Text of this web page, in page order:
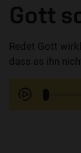
Gott
Redet Gott
dass es ihn